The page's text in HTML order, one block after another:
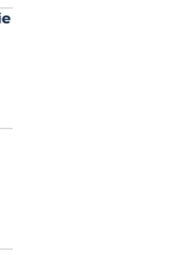
imprescindible para todos
la armonía de tu hogar.